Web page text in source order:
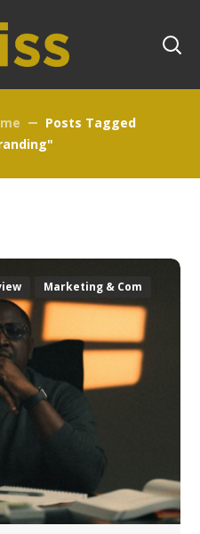
Posts Tagged
Marketing & Com